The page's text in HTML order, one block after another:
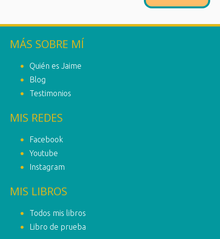
MÁS SOBRE MÍ
Quién es Jaime
Blog
Testimonios
MIS REDES
Facebook
Youtube
Instagram
MIS LIBROS
Todos mis libros
Libro de prueba